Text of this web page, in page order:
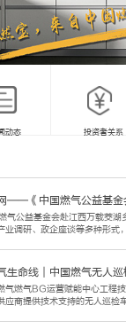
动态 投资者关系
——《中国燃气公益基金
气公益基金会赴江西万载茭湖
业调研、政企座谈等多种形式
命线｜中国燃气无人巡
气燃气BG运营赋能中心工程
应商提供技术支持的无人巡检